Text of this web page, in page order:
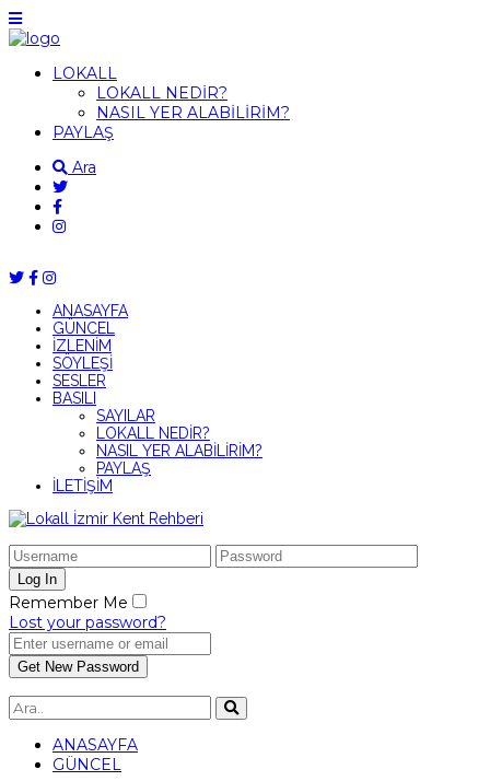
LOKALL
LOKALL NEDİR?
NASIL YER ALABİLİRİM?
PAYLAŞ
Ara
ANASAYFA
GÜNCEL
İZLENİM
SÖYLEŞİ
SESLER
BASILI
SAYILAR
LOKALL NEDİR?
NASIL YER ALABİLİRİM?
PAYLAŞ
İLETİŞİM
Remember Me
Lost your password?
ANASAYFA
GÜNCEL